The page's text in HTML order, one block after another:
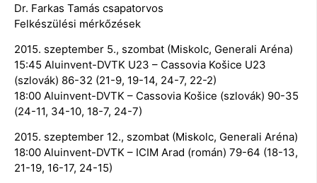
Dr. Farkas Tamás csapatorvos
Felkészülési mérkőzések
2015. szeptember 5., szombat (Miskolc, Generali Aréna)
15:45 Aluinvent-DVTK U23 – Cassovia Košice U23
(szlovák) 86-32 (21-9, 19-14, 24-7, 22-2)
18:00 Aluinvent-DVTK – Cassovia Košice (szlovák) 90-35
(24-11, 34-10, 18-7, 24-7)
2015. szeptember 12., szombat (Miskolc, Generali Aréna)
18:00 Aluinvent-DVTK – ICIM Arad (román) 79-64 (18-13,
21-19, 16-17, 24-15)